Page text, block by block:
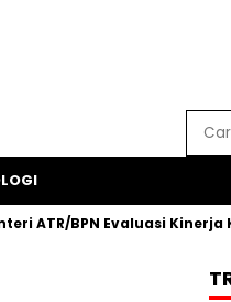
ATR/BPN Evaluasi Kinerja